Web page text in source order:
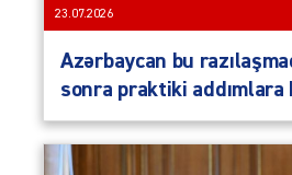
23.07.2026
Azərbaycan bu
sonra praktiki addımlara